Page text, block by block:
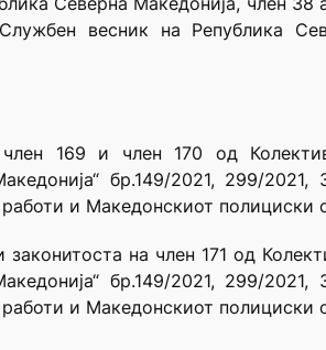
весник на Република
169 и член 170 од
бр.149/2021, 299/2021,
и Македонскиот полициски
на член 171 од
бр.149/2021, 299/2021,
и Македонскиот полициски